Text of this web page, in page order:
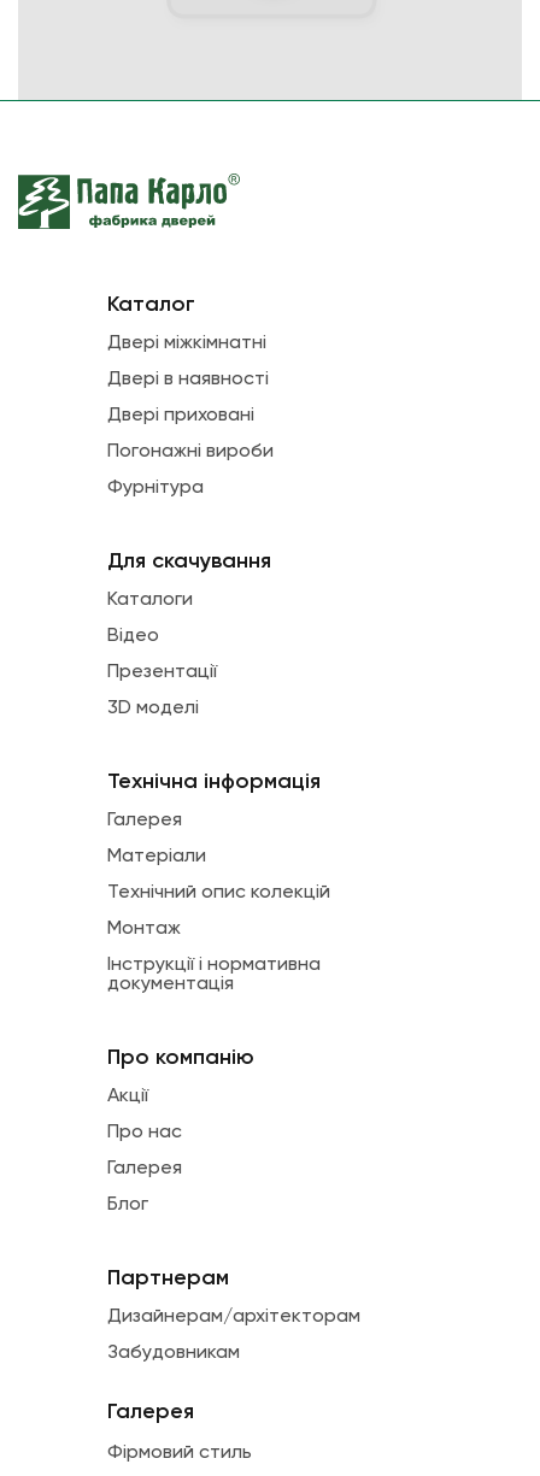
Каталог
Двері міжкімнатні
Двері в наявності
Двері приховані
Погонажні вироби
Фурнітура
Для скачування
Каталоги
Відео
Презентації
3D моделі
Технічна інформація
Галерея
Матеріали
Технічний опис колекцій
Монтаж
Інструкції і нормативна
документація
Про компанію
Акції
Про нас
Галерея
Блог
Партнерам
Дизайнерам/архітекторам
Забудовникам
Галерея
Фірмовий стиль